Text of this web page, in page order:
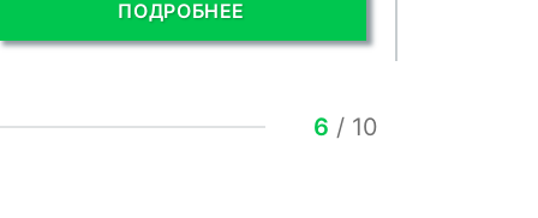
ПОДРОБНЕЕ
6 / 10